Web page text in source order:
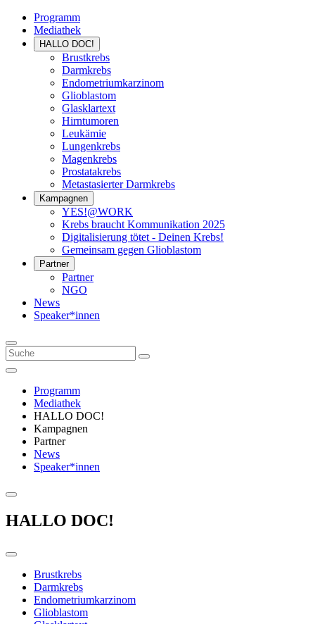
Programm
Mediathek
HALLO DOC!
Brustkrebs
Darmkrebs
Endometriumkarzinom
Glioblastom
Glasklartext
Hirntumoren
Leukämie
Lungenkrebs
Magenkrebs
Prostatakrebs
Metastasierter Darmkrebs
Kampagnen
YES!@WORK
Krebs braucht Kommunikation 2025
Digitalisierung tötet - Deinen Krebs!
Gemeinsam gegen Glioblastom
Partner
Partner
NGO
News
Speaker*innen
Programm
Mediathek
HALLO DOC!
Kampagnen
Partner
News
Speaker*innen
HALLO DOC!
Brustkrebs
Darmkrebs
Endometriumkarzinom
Glioblastom